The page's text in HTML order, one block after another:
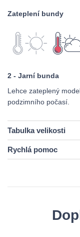
Zateplení bundy
2 - Jarní bunda
Lehce zateplený
podzimního počasí.
Tabulka velikosti
Rychlá pomoc